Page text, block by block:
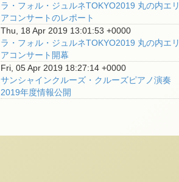
ラ・フォル・ジュルネTOKYO2019 丸の内エリ
アコンサートのレポート
Thu, 18 Apr 2019 13:01:53 +0000
ラ・フォル・ジュルネTOKYO2019 丸の内エリ
アコンサート開幕
Fri, 05 Apr 2019 18:27:14 +0000
サンシャインクルーズ・クルーズピアノ演奏
2019年度情報公開